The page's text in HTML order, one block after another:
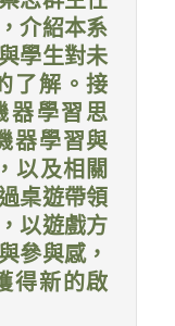
介紹本系
學生對未
了解。接
器學習思
器學習與
以及相關
桌遊帶領
以遊戲方
參與感，
得新的啟